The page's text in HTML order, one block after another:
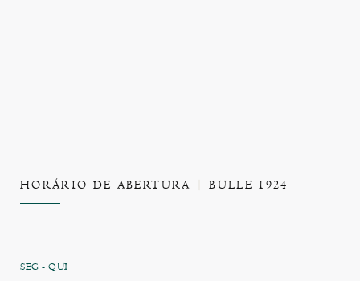
HORÁRIO DE ABERTURA BULLE 1924
SEG - QUI